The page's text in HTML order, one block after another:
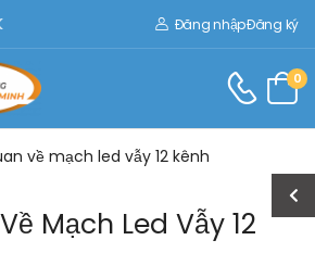
Đăng nhậpĐăng ký
0
về mạch led vẫy 12 kênh
Mạch Led Vẫy 12